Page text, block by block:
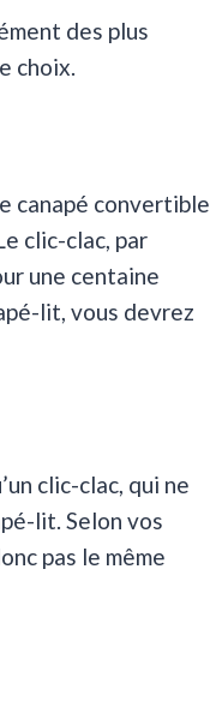
des plus
choix.
canapé convertible
clic-clac, par
une centaine
lit, vous devrez
clic-clac, qui ne
lit. Selon vos
pas le même